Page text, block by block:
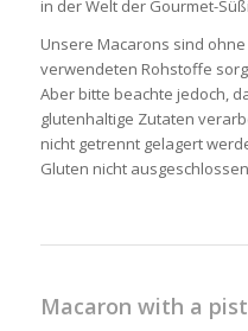
in der Welt der Gourmet-
Unsere Macarons sind
verwendeten Rohstoffe
Aber bitte beachte jedoch,
glutenhaltige Zutaten
nicht getrennt gelagert
Gluten nicht
Macaron with a